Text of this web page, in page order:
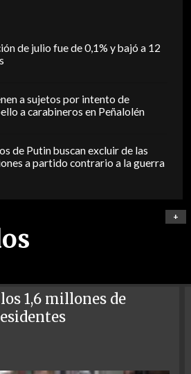
de julio fue de 0,1% y bajó a 12
a sujetos por intento de
a carabineros en Peñalolén
de Putin buscan excluir de las
a partido contrario a la guerra
+
1,6 millones de